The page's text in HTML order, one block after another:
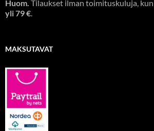
Huom. Tilaukset ilman toimituskuluja,
yli 79 €.
MAKSUTAVAT